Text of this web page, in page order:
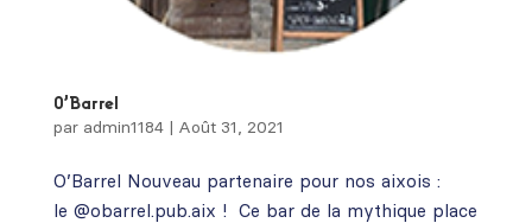
O’Barrel
par admin1184| Août 31, 2021
O’Barrel Nouveau partenaire pour nos aixois :
le @obarrel.pub.aix ! Ce bar de la mythique place